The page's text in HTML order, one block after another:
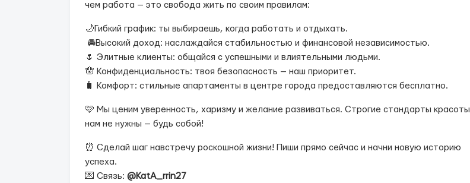
чем работа — это свобода жить по своим правилам:
🌙Гибкий график: ты выбираешь, когда работать и отдыхать.
🚘Высокий доход: наслаждайся стабильностью и финансовой независимостью.
🌷 Элитные клиенты: общайся с успешными и влиятельными людьми.
🪬 Конфиденциальность: твоя безопасность — наш приоритет.
🧳 Комфорт: стильные апартаменты в центре города предоставляются бесплатно.
🩷 Мы ценим уверенность, харизму и желание развиваться. Строгие стандарты красоты
нам не нужны — будь собой!
⏰ Сделай шаг навстречу роскошной жизни! Пиши прямо сейчас и начни новую историю
успеха.
💌 Связь: @KatA_rrin27